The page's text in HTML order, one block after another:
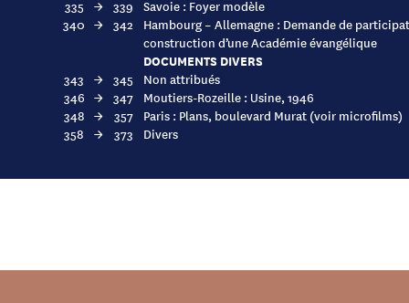
335 → 339 Savoie : Foyer modèle
340 → 342 Hambourg – Allemagne : Demande de
construction d’une Académie évangélique
DOCUMENTS DIVERS
343 → 345
Non attribués
346 → 347 Moutiers-Rozeille : Usine, 1946
348 → 357
Paris : Plans, boulevard Murat (voir microfilms)
358 → 373 Divers